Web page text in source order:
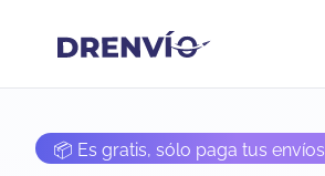
📦 Es gratis, sólo paga tus envíos